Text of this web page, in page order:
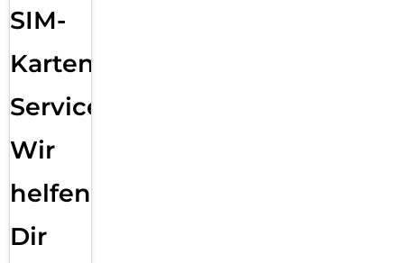
SIM-
Karten
Service:
Wir
helfen
Dir